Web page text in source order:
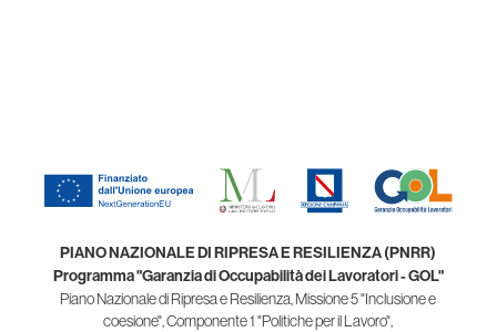
PIANO NAZIONALE DI RIPRESA E RESILIENZA (PNRR)
Programma "Garanzia di Occupabilità dei Lavoratori - GOL"
Piano Nazionale di Ripresa e Resilienza, Missione 5 "Inclusione e
coesione", Componente 1 "Politiche per il Lavoro",